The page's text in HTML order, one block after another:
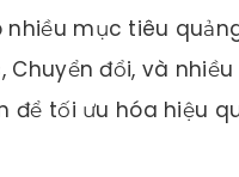
nhiều mục tiêu
Chuyển đổi, và
để tối ưu hóa hiệu